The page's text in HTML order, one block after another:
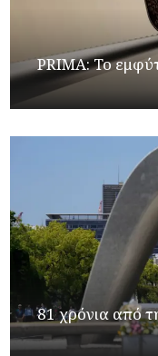
PRIMA: Το
81 χρόνια από